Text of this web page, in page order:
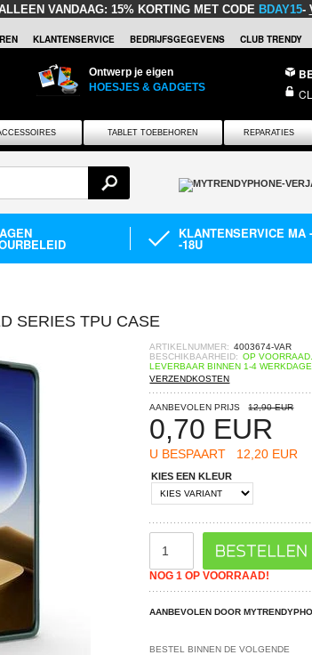
VANDAAG: 15% KORTING MET CODE BDAY15-
KLANTENSERVICE BEDRIJFSGEGEVENS CLUB TRENDY
Ontwerp je eigen
HOESJES & GADGETS
TABLET TOEBEHOREN REPARATIES
KLANTENSERVICE MA
-18U
SERIES TPU CASE
ARTIKELNUMMER: 4003674-VAR
BESCHIKBAARHEID: OP VOORRAAD.
LEVERBAAR BINNEN 1-4
VERZENDKOSTEN
AANBEVOLEN PRIJS 12,90 EUR
0,70 EUR
U BESPAART 12,20 EUR
KIES EEN KLEUR
NOG 1 OP VOORRAAD!
AANBEVOLEN DOOR
BESTEL BINNEN DE VOLGENDE